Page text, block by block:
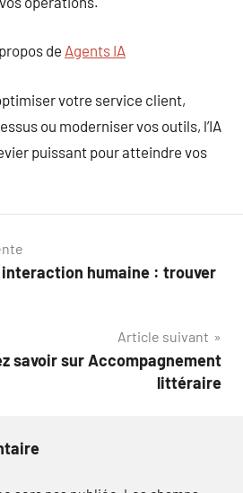
de Agents IA
votre service client,
ou moderniser vos outils, l’IA
puissant pour atteindre vos
humaine : trouver
Article suivant
savoir sur Accompagnement
littéraire